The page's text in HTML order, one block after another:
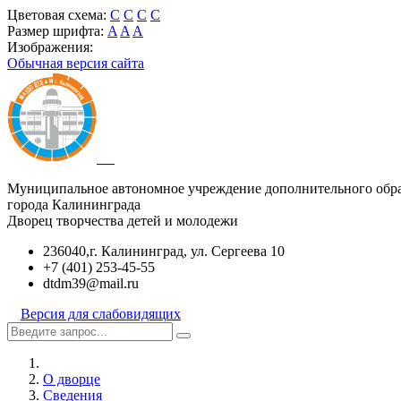
Цветовая схема: C C C C
Размер шрифта: A A A
Изображения:
Обычная версия сайта
Муниципальное автономное учреждение дополнительного
города Калининграда
Дворец творчества детей и молодежи
236040,г. Калининград, ул. Сергеева 10
+7 (401) 253-45-55
dtdm39@mail.ru
Версия для слабовидящих
О дворце
Сведения